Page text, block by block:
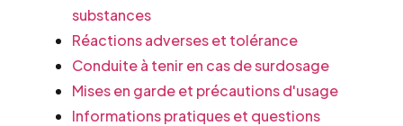
substances
Réactions adverses et tolérance
Conduite à tenir en cas de surdosage
Mises en garde et précautions d'usage
Informations pratiques et questions